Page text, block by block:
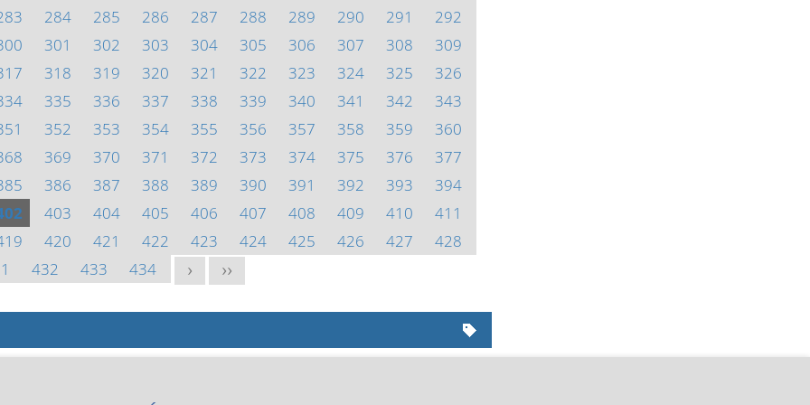
284 285 286 287 288 289 290 291
292
301 302 303 304 305 306 307 308
309
318 319 320 321 322 323 324 325
326
335 336 337 338 339 340 341 342
343
352 353 354 355 356 357 358 359
360
369 370 371 372 373 374 375 376
377
386 387 388 389 390 391 392 393
394
403 404 405 406 407 408 409 410
411
420 421 422 423 424 425 426 427
428
432 433 434 > >>